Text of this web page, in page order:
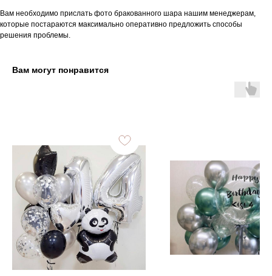
Вам необходимо прислать фото бракованного шара нашим менеджерам,
которые постараются максимально оперативно предложить способы
решения проблемы.
Вам могут понравится